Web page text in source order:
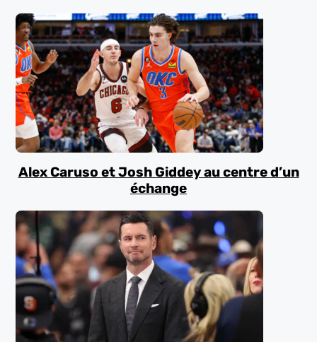
Alex Caruso et Josh Giddey au centre d’un
échange